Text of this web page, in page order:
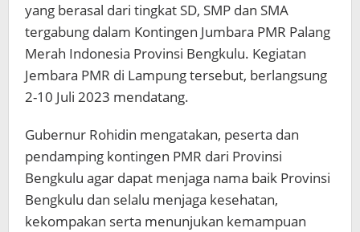
yang berasal dari tingkat SD, SMP dan SMA
tergabung dalam Kontingen Jumbara PMR Palang
Merah Indonesia Provinsi Bengkulu. Kegiatan
Jembara PMR di Lampung tersebut, berlangsung
2-10 Juli 2023 mendatang.
Gubernur Rohidin mengatakan, peserta dan
pendamping kontingen PMR dari Provinsi
Bengkulu agar dapat menjaga nama baik Provinsi
Bengkulu dan selalu menjaga kesehatan,
kekompakan serta menunjukan kemampuan